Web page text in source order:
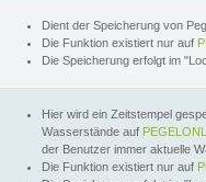
Dient der Speicherung von
Die Funktion existiert nur auf
Die Speicherung erfolgt im
Hier wird ein Zeitstempel
Wasserstände auf
der Benutzer immer aktuelle
Die Funktion existiert nur auf